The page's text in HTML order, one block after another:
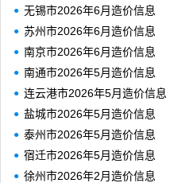
无锡市2026年6月造价信息
苏州市2026年6月造价信息
南京市2026年6月造价信息
南通市2026年5月造价信息
连云港市2026年5月造价信息
盐城市2026年5月造价信息
泰州市2026年5月造价信息
宿迁市2026年5月造价信息
徐州市2026年2月造价信息